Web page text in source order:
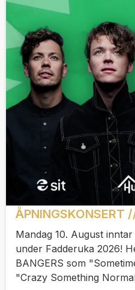
ÅPNINGSKONSERT
Mandag 10. August
under Fadderuka 2026!
BANGERS som
"Crazy Something